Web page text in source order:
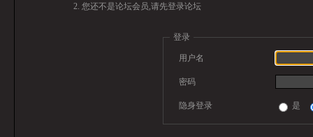
您还不是论坛会员,请先登录论坛
登录
用户名
密码
隐身登录 是